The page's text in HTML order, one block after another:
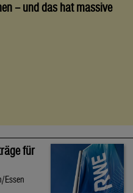
– und das hat massive
für
Essen